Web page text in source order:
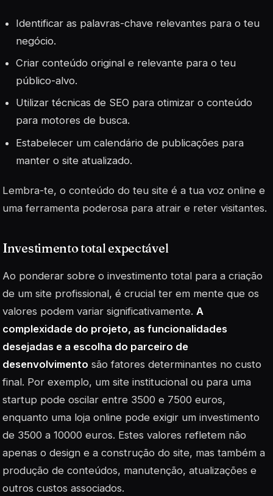
Identificar as palavras-chave relevantes para o teu
negócio.
Criar conteúdo original e relevante para o teu
público-alvo.
Utilizar técnicas de SEO para otimizar o conteúdo
para motores de busca.
Estabelecer um calendário de publicações para
manter o site atualizado.
Lembra-te, o conteúdo do teu site é a tua voz online e
uma ferramenta poderosa para atrair e reter visitantes.
Investimento total expectável
Ao ponderar sobre o investimento total para a criação
de um site profissional, é crucial ter em mente que os
valores podem variar significativamente. A
complexidade do projeto, as funcionalidades
desejadas e a escolha do parceiro de
desenvolvimento são fatores determinantes no custo
final. Por exemplo, um site institucional ou para uma
startup pode oscilar entre 3500 e 7500 euros,
enquanto uma loja online pode exigir um investimento
de 3500 a 10000 euros. Estes valores refletem não
apenas o design e a construção do site, mas também a
produção de conteúdos, manutenção, atualizações e
outros custos associados.